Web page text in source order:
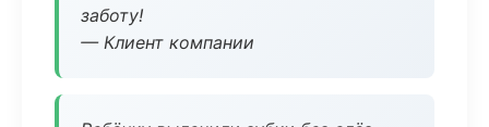
заботу!
— Клиент компании